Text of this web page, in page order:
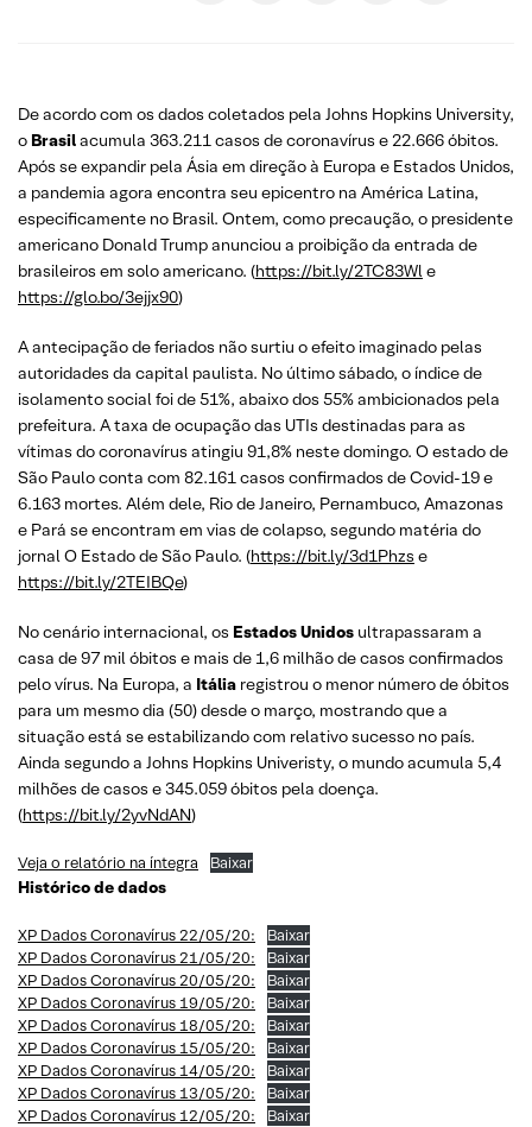
De acordo com os dados coletados pela Johns Hopkins University,
o Brasilacumula 363.211 casos de coronavírus e 22.666 óbitos.
Após se expandir pela Ásia em direção à Europa e Estados Unidos,
a pandemia agora encontra seu epicentro na América Latina,
especificamente no Brasil. Ontem, como precaução, o presidente
americano Donald Trump anunciou a proibição da entrada de
brasileiros em solo americano. (https://bit.ly/2TC83Wle
https://glo.bo/3ejjx90)
A antecipação de feriados não surtiu o efeito imaginado pelas
autoridades da capital paulista. No último sábado, o índice de
isolamento social foi de 51%, abaixo dos 55% ambicionados pela
prefeitura. A taxa de ocupação das UTIs destinadas para as
vítimas do coronavírus atingiu 91,8% neste domingo. O estado de
São Paulo conta com 82.161 casos confirmados de Covid-19 e
6.163 mortes. Além dele, Rio de Janeiro, Pernambuco, Amazonas
e Pará se encontram em vias de colapso, segundo matéria do
jornal O Estado de São Paulo. (https://bit.ly/3d1Phzs e
https://bit.ly/2TEIBQe)
No cenário internacional, os Estados Unidos ultrapassaram a
casa de 97 mil óbitos e mais de 1,6 milhão de casos confirmados
pelo vírus. Na Europa, a Itália registrou o menor número de óbitos
para um mesmo dia (50) desde o março, mostrando que a
situação está se estabilizando com relativo sucesso no país.
Ainda segundo a Johns Hopkins Univeristy, o mundo acumula 5,4
milhões de casos e 345.059 óbitos pela doença.
(https://bit.ly/2yvNdAN)
Veja o relatório na íntegra Baixar
Histórico de dados
XP Dados Coronavírus 22/05/20:
Baixar
XP Dados Coronavírus 21/05/20:
Baixar
XP Dados Coronavírus 20/05/20:
Baixar
XP Dados Coronavírus 19/05/20:
Baixar
XP Dados Coronavírus 18/05/20:
Baixar
XP Dados Coronavírus 15/05/20:
Baixar
XP Dados Coronavírus 14/05/20:
Baixar
XP Dados Coronavírus 13/05/20:
Baixar
XP Dados Coronavírus 12/05/20:
Baixar